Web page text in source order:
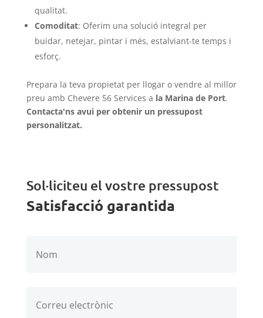
qualitat.
Comoditat: Oferim una solució integral per
buidar, netejar, pintar i més, estalviant-te temps i
esforç.
Prepara la teva propietat per llogar o vendre al millor
preu amb Chevere 56 Services a la Marina de Port.
Contacta'ns avui per obtenir un pressupost
personalitzat.
Sol·liciteu el vostre pressupost
Satisfacció garantida